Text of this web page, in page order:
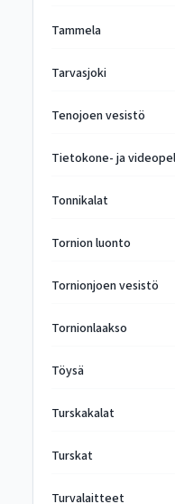
Tammela
Tarvasjoki
Tenojoen vesistö
Tietokone- ja
Tonnikalat
Tornion luonto
Tornionjoen vesistö
Tornionlaakso
Töysä
Turskakalat
Turskat
Turvalaitteet